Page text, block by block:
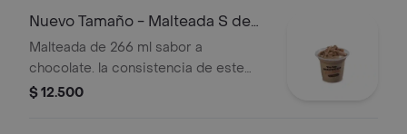
Nuevo Tamaño - Malteada S de
Chocolate
Malteada de 266 ml sabor a
chocolate. la consistencia de este
producto puede variar debido al
$ 12.500